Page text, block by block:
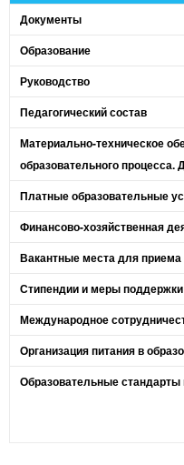
Документы
Образование
Руководство
Педагогический состав
Материально-техническое
образовательного процесса.
Платные образовательные
Финансово-хозяйственная
Вакантные места для
Стипендии и меры
Международное
Организация питания в
Образовательные стандарты